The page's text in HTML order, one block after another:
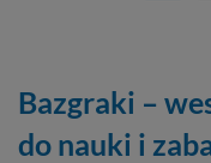
Bazgraki –
do nauki i